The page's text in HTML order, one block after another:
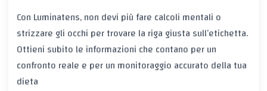
Con Luminatens, non devi più fare calcoli mentali o
strizzare gli occhi per trovare la riga giusta sull’etichetta.
Ottieni subito le informazioni che contano per un
confronto reale e per un monitoraggio accurato della tua
dieta